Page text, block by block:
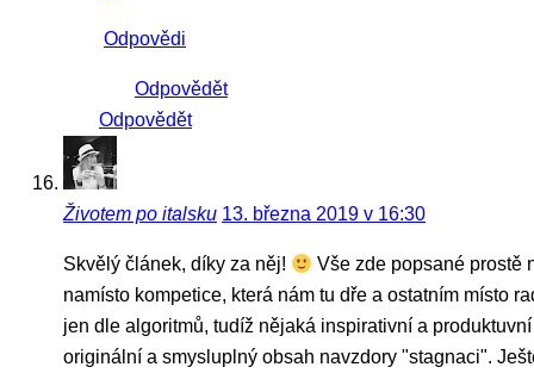
Odpovědi
Odpovědět
Odpovědět
Životem po italsku 13. března 2019 v 16:30
Skvělý článek, díky za něj!
Vše zde popsané prostě
namísto kompetice, která nám tu dře a ostatním místo
jen dle algoritmů, tudíž nějaká inspirativní a
originální a smysluplný obsah navzdory "stagnaci".